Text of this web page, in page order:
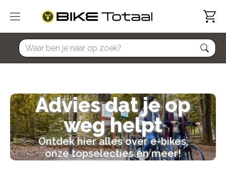
home
Advies dat je op
weg helpt
Ontdek hier alles over e-bikes,
onze topselecties en meer!